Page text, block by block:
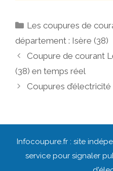
Catégories
Les coupures de
département : Isère (38)
Navigation
des
Coupure de courant
(38) en temps réel
Coupures
Infocoupure.fr : site
service pour signaler